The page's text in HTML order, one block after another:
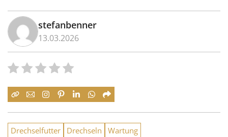
stefanbenner
13.03.2026
Drechselfutter Drechseln Wartung